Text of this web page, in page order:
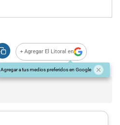
+ Agregar El Litoral en
Agregar a tus medios preferidos en Google